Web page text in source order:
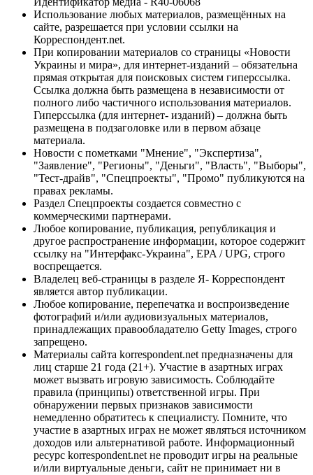
Использование любых материалов, размещённых на
сайте, разрешается при условии ссылки на
Корреспондент.net.
При копировании материалов со страницы «Новости
Украины и мира», для интернет-изданий – обязательна
прямая открытая для поисковых систем гиперссылка.
Ссылка должна быть размещена в независимости от
полного либо частичного использования материалов.
Гиперссылка (для интернет- изданий) – должна быть
размещена в подзаголовке или в первом абзаце
материала.
Новости с пометками "Мнение", "Экспертиза",
"Заявление", "Регионы", "Деньги", "Власть", "Выборы",
"Тест-драйв", "Спецпроекты", "Промо" публикуются на
правах рекламы.
Раздел Спецпроекты создается совместно с
коммерческими партнерами.
Любое копирование, публикация, републикация и
другое распространение информации, которое содержит
ссылку на "Интерфакс-Украина", EPA / UPG, строго
воспрещается.
Владелец веб-страницы в разделе Я- Корреспондент
является автор публикации.
Любое копирование, перепечатка и воспроизведение
фотографий и/или аудиовизуальных материалов,
принадлежащих правообладателю Getty Images, строго
запрещено.
Материалы сайта korrespondent.net предназначены для
лиц старше 21 года (21+). Участие в азартных играх
может вызвать игровую зависимость. Соблюдайте
правила (принципы) ответственной игры. При
обнаружении первых признаков зависимости
немедленно обратитесь к специалисту. Помните, что
участие в азартных играх не может являться источником
доходов или альтернативой работе. Информационный
ресурс korrespondent.net не проводит игры на реальные
и/или виртуальные деньги, сайт не принимает ни в